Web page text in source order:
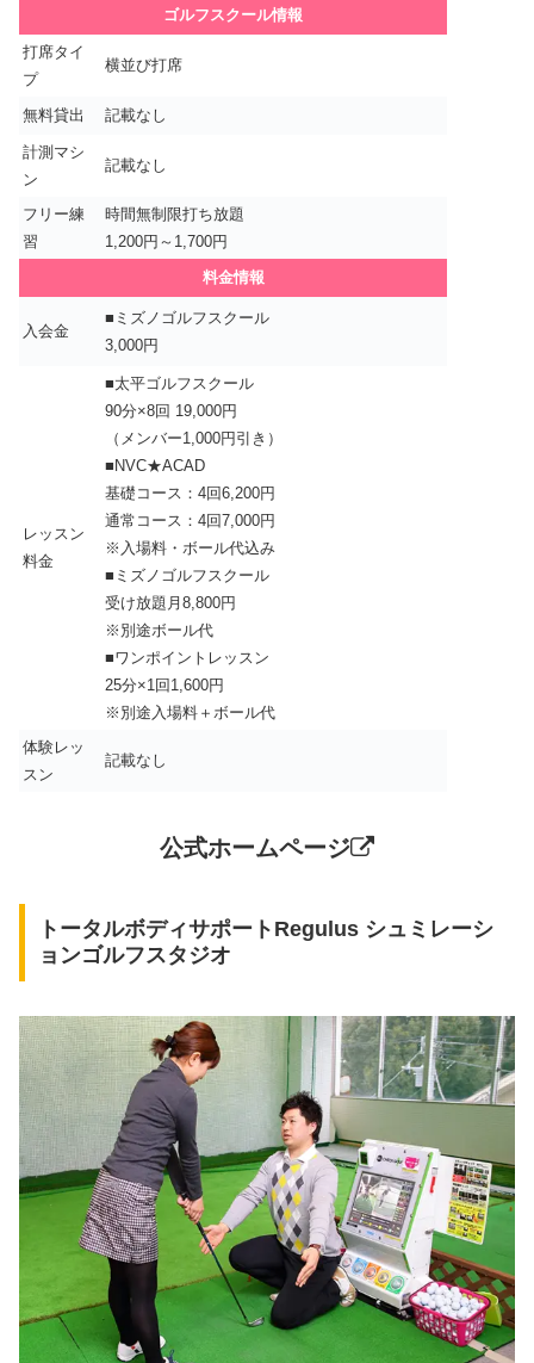
ゴルフスクール情報
打席タイ
プ
横並び打席
無料貸出 記載なし
計測マシ
ン
記載なし
フリー練
習
時間無制限打ち放題
1,200円～1,700円
料金情報
入会金
■ミズノゴルフスクール
3,000円
レッスン
料金
■太平ゴルフスクール
90分×8回 19,000円
（メンバー1,000円引き）
■NVC★ACAD
基礎コース：4回6,200円
通常コース：4回7,000円
※入場料・ボール代込み
■ミズノゴルフスクール
受け放題月8,800円
※別途ボール代
■ワンポイントレッスン
25分×1回1,600円
※別途入場料＋ボール代
体験レッ
スン
記載なし
公式ホームページ
トータルボディサポートRegulus シュミレーシ
ョンゴルフスタジオ